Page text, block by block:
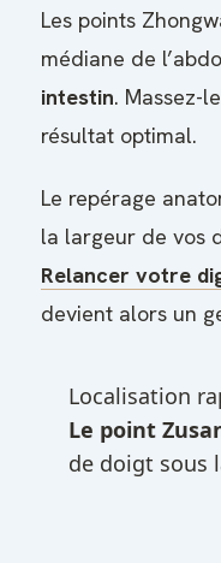
Les points
médiane de
intestin. Massez-
résultat optimal.
Le repérage
la largeur de vos
Relancer votre
devient alors un
Localisation
Le point
de doigt sous